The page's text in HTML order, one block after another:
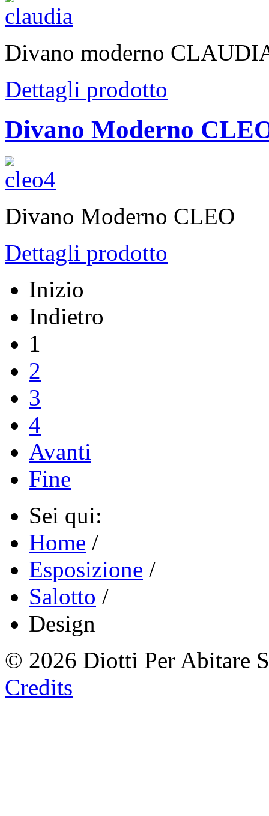
Divano moderno
Dettagli prodotto
Divano Moderno
Divano Moderno CLEO
Dettagli prodotto
Inizio
Indietro
1
2
3
4
Avanti
Fine
Sei qui:
Home /
Esposizione /
Salotto /
Design
© 2026 Diotti Per Abitare
Credits